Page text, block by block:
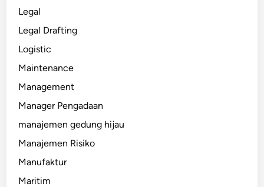
Legal
Legal Drafting
Logistic
Maintenance
Management
Manager Pengadaan
manajemen gedung hijau
Manajemen Risiko
Manufaktur
Maritim